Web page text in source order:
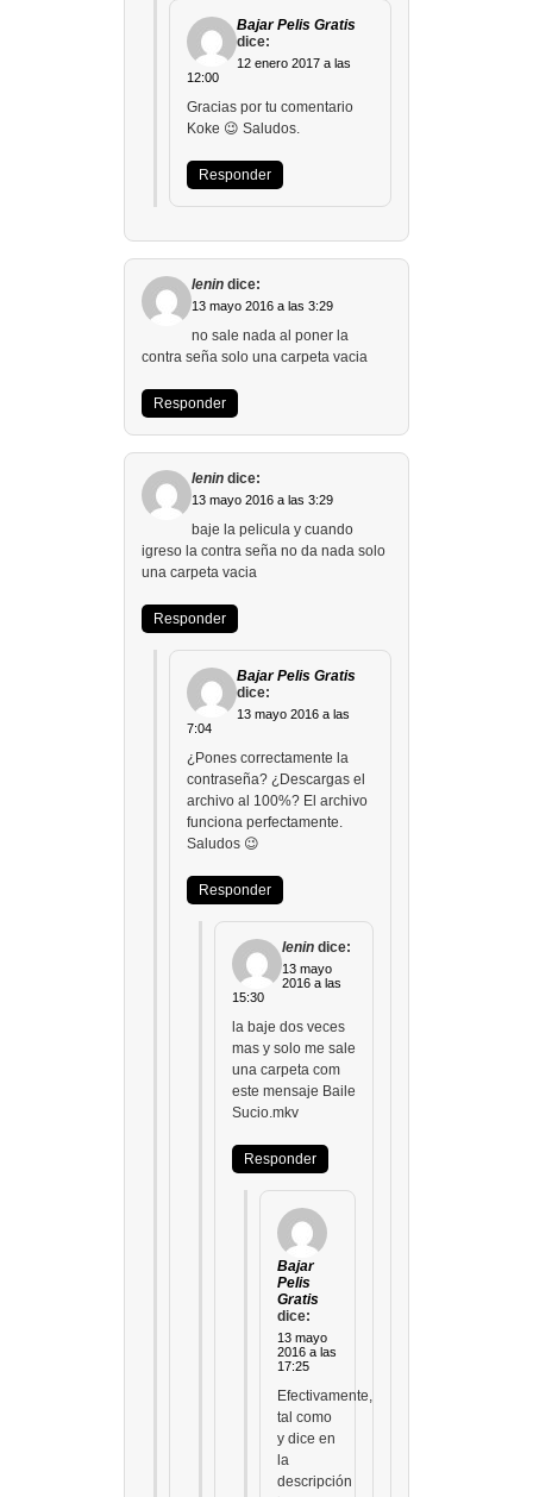
Bajar Pelis Gratis
dice:
12 enero 2017 a las
12:00
Gracias por tu comentario
Koke 😉 Saludos.
Responder
lenin dice:
13 mayo 2016 a las 3:29
no sale nada al poner la
contra seña solo una carpeta vacia
Responder
lenin dice:
13 mayo 2016 a las 3:29
baje la pelicula y cuando
igreso la contra seña no da nada solo
una carpeta vacia
Responder
Bajar Pelis Gratis
dice:
13 mayo 2016 a las
7:04
¿Pones correctamente la
contraseña? ¿Descargas el
archivo al 100%? El archivo
funciona perfectamente.
Saludos 😉
Responder
lenin dice:
13 mayo
2016 a las
15:30
la baje dos veces
mas y solo me sale
una carpeta com
este mensaje Baile
Sucio.mkv
Responder
Bajar
Pelis
Gratis
dice:
13 mayo
2016 a las
17:25
Efectivamente,
tal como
y dice en
la
descripción